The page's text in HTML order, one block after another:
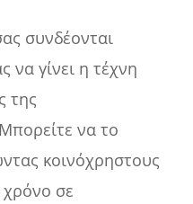
συνδέονται
να γίνει η τέχνη
της
να το
κοινόχρηστους
σε